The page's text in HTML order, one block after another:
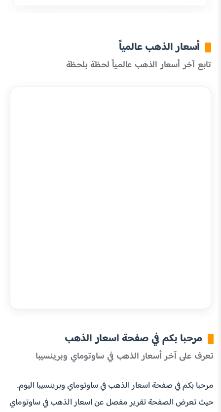
أسعار الذهب عالمياً
تابع آخر أسعار الذهب عالمياً لحظة بلحظة
مرحبا بكم في صفحة اسعار الذهب
تعرف على آخر أسعار الذهب في ساوتوماي وبرينسيبا
مرحبا بكم في صفحة اسعار الذهب في ساوتوماي وبرينسيبا اليوم.
حيث تعرض الصفحة تقرير مفصل عن اسعار الذهب في ساوتوماي